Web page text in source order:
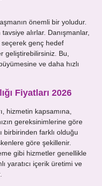
önemli bir yoludur.
alırlar. Danışmanlar,
seçerek genç hedef
geliştirebilirsiniz. Bu,
ve daha hızlı
Fiyatları 2026
hizmetin kapsamına,
gereksinimlerine göre
birbirinden farklı olduğu
göre şekillenir.
gibi hizmetler genellikle
yaratıcı içerik üretimi ve